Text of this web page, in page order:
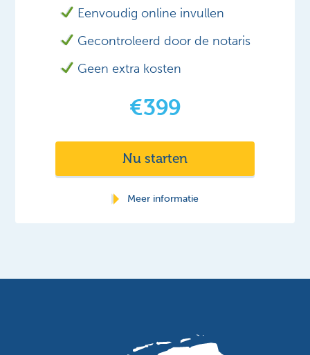
Eenvoudig online invullen
Gecontroleerd door de notaris
Geen extra kosten
€399
Nu starten
Meer informatie